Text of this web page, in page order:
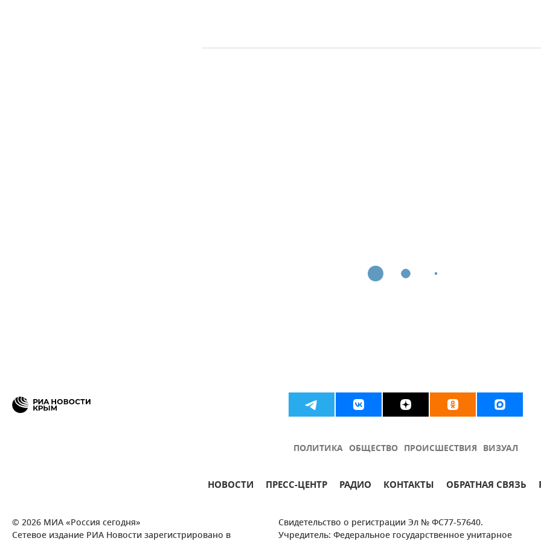
ПОЛИТИКА ОБЩЕСТВО ПРОИСШЕСТВИЯ ВИЗУАЛ
НОВОСТИ ПРЕСС-ЦЕНТР РАДИО КОНТАКТЫ ОБРАТНАЯ СВЯЗЬ
© 2026 МИА «Россия сегодня»
Сетевое издание РИА Новости зарегистрировано в
Свидетельство о регистрации Эл № ФС77-57640.
Учредитель: Федеральное государственное унитарное